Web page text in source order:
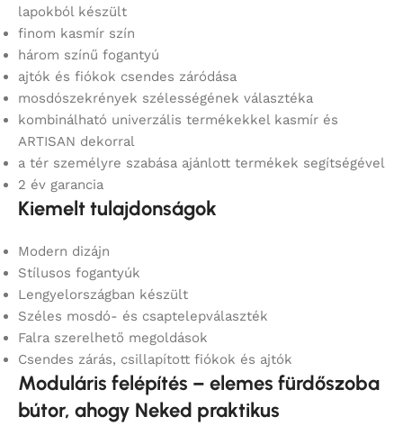
lapokból készült
finom kasmír szín
három színű fogantyú
ajtók és fiókok csendes záródása
mosdószekrények szélességének választéka
kombinálható univerzális termékekkel kasmír és
ARTISAN dekorral
a tér személyre szabása ajánlott termékek segítségével
2 év garancia
Kiemelt tulajdonságok
Modern dizájn
Stílusos fogantyúk
Lengyelországban készült
Széles mosdó- és csaptelepválaszték
Falra szerelhető megoldások
Csendes zárás, csillapított fiókok és ajtók
Moduláris felépítés – elemes fürdőszoba
bútor, ahogy Neked praktikus